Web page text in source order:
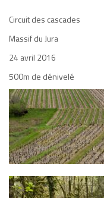
Circuit des cascades
Massif du Jura
24 avril 2016
500m de dénivelé